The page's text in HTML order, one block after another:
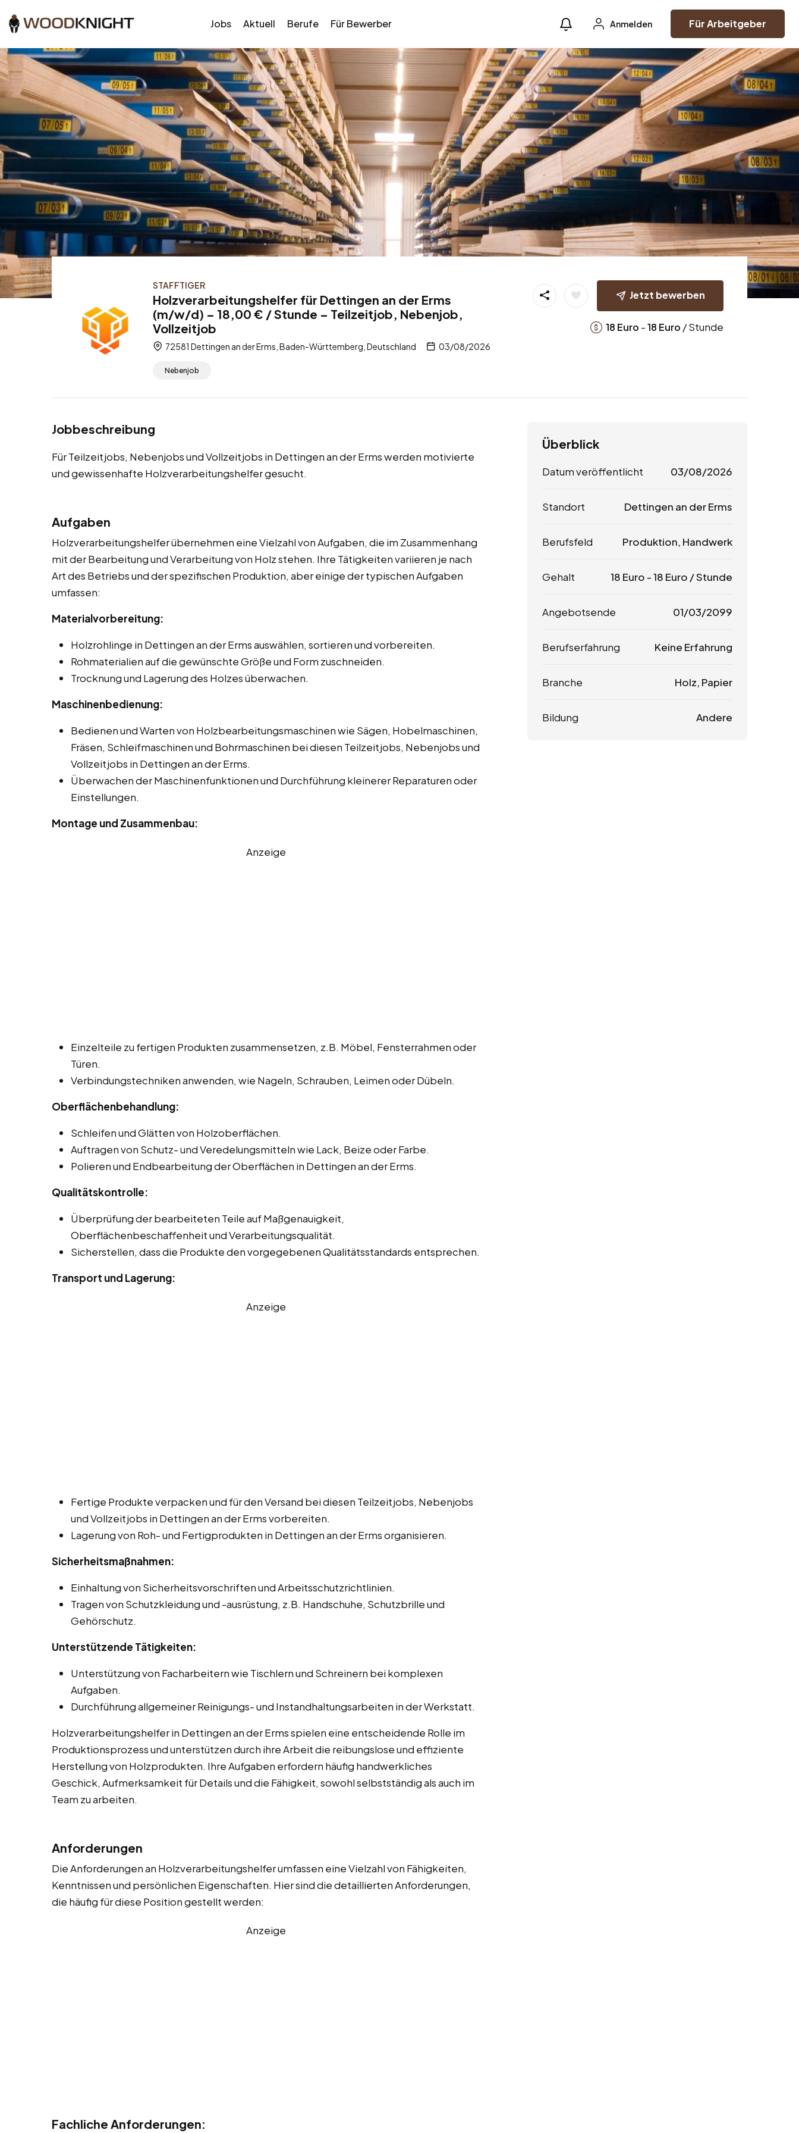
Jobs Aktuell Berufe Für Bewerber Anmelden Für Arbeitgeber
STAFFTIGER
Holzverarbeitungshelfer für Dettingen an der Erms
(m/w/d) – 18,00 € / Stunde – Teilzeitjob, Nebenjob,
Vollzeitjob
72581 Dettingen an der Erms, Baden-Württemberg, Deutschland 03/08/2026
Nebenjob
Jetzt bewerben
18 Euro -18 Euro / Stunde
Jobbeschreibung
Für Teilzeitjobs, Nebenjobs und Vollzeitjobs in Dettingen an der Erms werden motivierte
und gewissenhafte Holzverarbeitungshelfer gesucht.
Aufgaben
Holzverarbeitungshelfer übernehmen eine Vielzahl von Aufgaben, die im Zusammenhang
mit der Bearbeitung und Verarbeitung von Holz stehen. Ihre Tätigkeiten variieren je nach
Art des Betriebs und der spezifischen Produktion, aber einige der typischen Aufgaben
umfassen:
Materialvorbereitung:
Holzrohlinge in Dettingen an der Erms auswählen, sortieren und vorbereiten.
Rohmaterialien auf die gewünschte Größe und Form zuschneiden.
Trocknung und Lagerung des Holzes überwachen.
Maschinenbedienung:
Bedienen und Warten von Holzbearbeitungsmaschinen wie Sägen, Hobelmaschinen,
Fräsen, Schleifmaschinen und Bohrmaschinen bei diesen Teilzeitjobs, Nebenjobs und
Vollzeitjobs in Dettingen an der Erms.
Überwachen der Maschinenfunktionen und Durchführung kleinerer Reparaturen oder
Einstellungen.
Montage und Zusammenbau:
Anzeige
Einzelteile zu fertigen Produkten zusammensetzen, z.B. Möbel, Fensterrahmen oder
Türen.
Verbindungstechniken anwenden, wie Nageln, Schrauben, Leimen oder Dübeln.
Oberflächenbehandlung:
Schleifen und Glätten von Holzoberflächen.
Auftragen von Schutz- und Veredelungsmitteln wie Lack, Beize oder Farbe.
Polieren und Endbearbeitung der Oberflächen in Dettingen an der Erms.
Qualitätskontrolle:
Überprüfung der bearbeiteten Teile auf Maßgenauigkeit,
Oberflächenbeschaffenheit und Verarbeitungsqualität.
Sicherstellen, dass die Produkte den vorgegebenen Qualitätsstandards entsprechen.
Transport und Lagerung:
Anzeige
Fertige Produkte verpacken und für den Versand bei diesen Teilzeitjobs, Nebenjobs
und Vollzeitjobs in Dettingen an der Erms vorbereiten.
Lagerung von Roh- und Fertigprodukten in Dettingen an der Erms organisieren.
Sicherheitsmaßnahmen:
Einhaltung von Sicherheitsvorschriften und Arbeitsschutzrichtlinien.
Tragen von Schutzkleidung und -ausrüstung, z.B. Handschuhe, Schutzbrille und
Gehörschutz.
Unterstützende Tätigkeiten:
Unterstützung von Facharbeitern wie Tischlern und Schreinern bei komplexen
Aufgaben.
Durchführung allgemeiner Reinigungs- und Instandhaltungsarbeiten in der Werkstatt.
Holzverarbeitungshelfer in Dettingen an der Erms spielen eine entscheidende Rolle im
Produktionsprozess und unterstützen durch ihre Arbeit die reibungslose und effiziente
Herstellung von Holzprodukten. Ihre Aufgaben erfordern häufig handwerkliches
Geschick, Aufmerksamkeit für Details und die Fähigkeit, sowohl selbstständig als auch im
Team zu arbeiten.
Anforderungen
Die Anforderungen an Holzverarbeitungshelfer umfassen eine Vielzahl von Fähigkeiten,
Kenntnissen und persönlichen Eigenschaften. Hier sind die detaillierten Anforderungen,
die häufig für diese Position gestellt werden:
Anzeige
Fachliche Anforderungen:
Überblick
Datum veröffentlicht 03/08/2026
Standort Dettingen an der Erms
Berufsfeld Produktion, Handwerk
Gehalt 18 Euro -18 Euro / Stunde
Angebotsende 01/03/2099
Berufserfahrung Keine Erfahrung
Branche Holz, Papier
Bildung Andere